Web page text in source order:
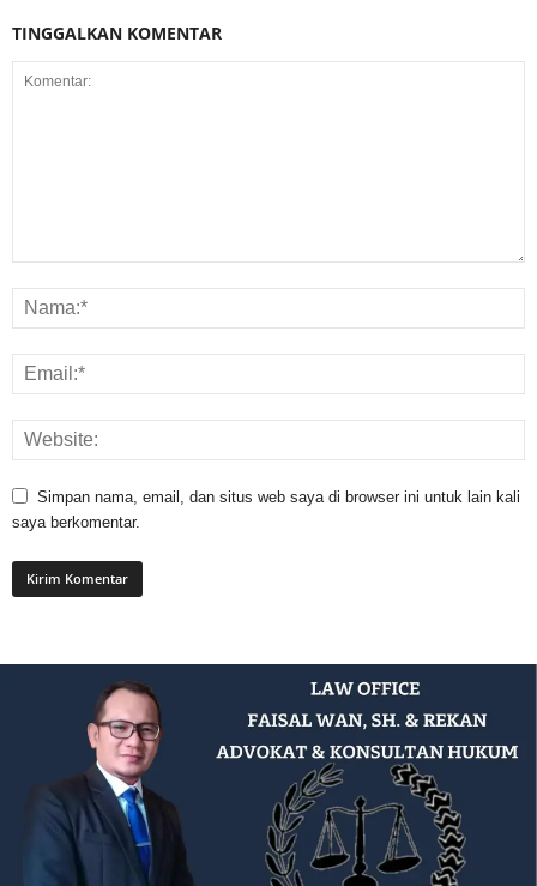
TINGGALKAN KOMENTAR
Simpan nama, email, dan situs web saya di browser ini untuk lain kali
saya berkomentar.